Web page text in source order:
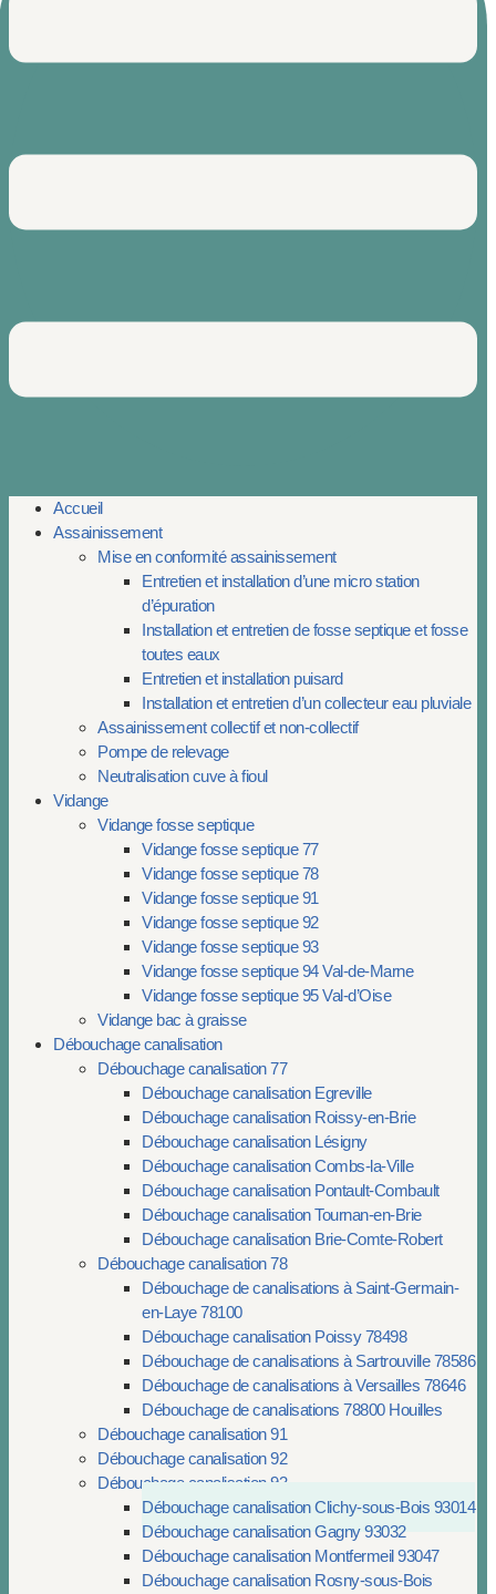
Accueil
Assainissement
Mise en conformité assainissement
Entretien et installation d’une micro station
d’épuration
Installation et entretien de fosse septique et fosse
toutes eaux
Entretien et installation puisard
Installation et entretien d’un collecteur eau pluviale
Assainissement collectif et non-collectif
Pompe de relevage
Neutralisation cuve à fioul
Vidange
Vidange fosse septique
Vidange fosse septique 77
Vidange fosse septique 78
Vidange fosse septique 91
Vidange fosse septique 92
Vidange fosse septique 93
Vidange fosse septique 94 Val-de-Marne
Vidange fosse septique 95 Val-d’Oise
Vidange bac à graisse
Débouchage canalisation
Débouchage canalisation 77
Débouchage canalisation Egreville
Débouchage canalisation Roissy-en-Brie
Débouchage canalisation Lésigny
Débouchage canalisation Combs-la-Ville
Débouchage canalisation Pontault-Combault
Débouchage canalisation Tournan-en-Brie
Débouchage canalisation Brie-Comte-Robert
Débouchage canalisation 78
Débouchage de canalisations à Saint-Germain-
en-Laye 78100
Débouchage canalisation Poissy 78498
Débouchage de canalisations à Sartrouville 78586
Débouchage de canalisations à Versailles 78646
Débouchage de canalisations 78800 Houilles
Débouchage canalisation 91
Débouchage canalisation 92
Débouchage canalisation 93
Débouchage canalisation Clichy-sous-Bois 93014
Débouchage canalisation Gagny 93032
Débouchage canalisation Montfermeil 93047
Débouchage canalisation Rosny-sous-Bois